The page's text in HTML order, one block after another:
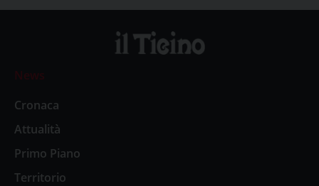
News
Cronaca
Attualità
Primo Piano
Territorio